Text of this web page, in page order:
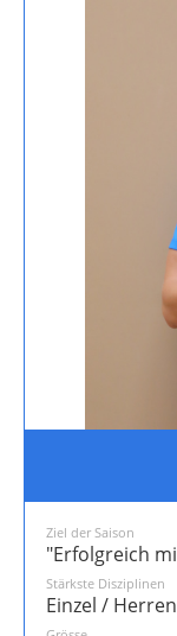
Ziel der Saison
"Erfolgreich
Stärkste Disziplinen
Einzel /